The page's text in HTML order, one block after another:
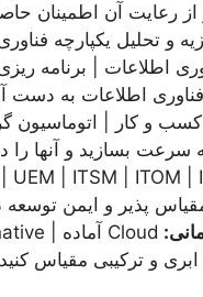
رعایت آن اطمینان
و تحلیل یکپارچه
اطلاعات به دست
کسب و کار | اتوماسیون
بسازید و آنها را
پذیر و ایمن توسعه
و ترکیبی مقیاس